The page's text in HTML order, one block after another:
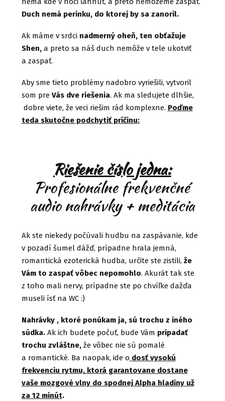
Duch nemá perinku, do ktorej by sa zanoril.
Ak máme v srdci nadmerný oheň, ten obťažuje
Shen,a preto sa náš duch nemôže v tele ukotviť
a zaspať.
Aby sme tieto problémy nadobro vyriešili, vytvoril
som pre Vás dve riešenia. Ak ma sledujete dlhšie,
dobre viete, že veci riešim rád komplexne. Poďme
teda skutočne podchytiť príčinu:
Riešenie číslo jedna:
Profesionálne frekvenčné
audio nahrávky + meditácia
Ak ste niekedy počúvali hudbu na zaspávanie, kde
v pozadí šumel dážď, prípadne hrala jemná,
romantická ezoterická hudba, určite ste zistili, že
Vám to zaspať vôbec nepomohlo. Akurát tak ste
z toho mali nervy, prípadne ste po chvíľke dažďa
museli ísť na WC :)
Nahrávky , ktoré ponúkam ja, sú trochu z iného
súdka. Ak ich budete počuť, bude Vám pripadať
trochu zvláštne,že vôbec nie sú pomalé
a romantické. Ba naopak, ide o dosť vysokú
frekvenciu rytmu, ktorá garantovane dostane
vaše mozgové vlny do spodnej Alpha hladiny už
za 12 minút.